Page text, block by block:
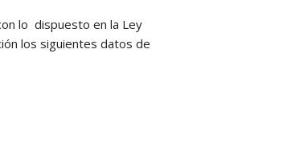
lo dispuesto en la Ley
los siguientes datos de